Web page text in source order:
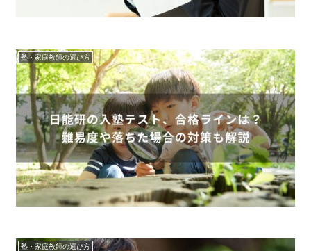
塾・家庭教師の選び方
塾・家庭教師の選び方